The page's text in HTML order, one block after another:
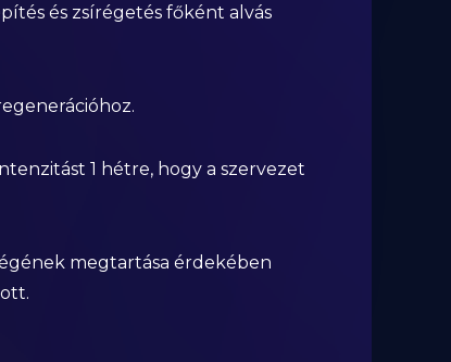
és zsírégetés főként alvás
1 hétre, hogy a szervezet
megtartása érdekében